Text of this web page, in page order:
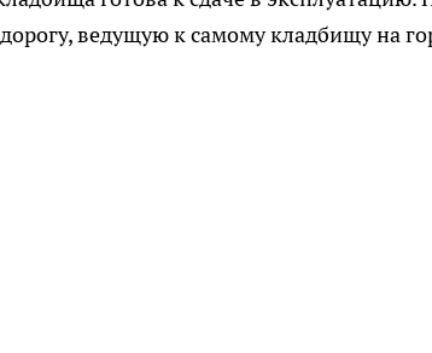
ведущую к самому кладбищу на